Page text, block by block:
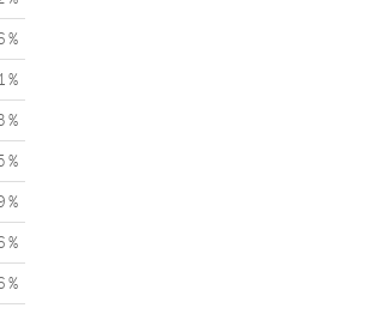
%
%
%
%
%
%
%